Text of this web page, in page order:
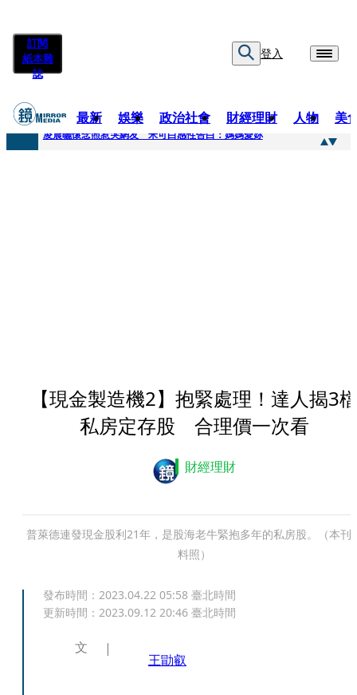
訂閱
紙本雜
誌
登入
最新 娛樂 政治社會 財經理財 人物 美
快訊
凌晨曬懷念照惹哭網友 米可白感性告白：媽媽愛妳
【現金製造機2】抱緊處理！達人揭3
私房定存股 合理價一次看
財經理財
普萊德連發現金股利21年，是股海老牛緊抱多年的私房股。（本刊
料照）
發布時間： 2023.04.22 05:58 臺北時間
更新時間： 2023.09.12 20:46 臺北時間
文
王勖叡